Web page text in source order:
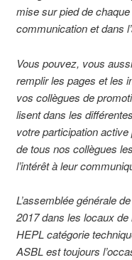
mise sur pied de
communication et dans
Vous pouvez, vous
remplir les pages et les
vos collègues de
lisent dans les
votre participation
de tous nos collègues
l’intérêt à leur
L’assemblée générale
2017 dans les locaux de
HEPL catégorie
ASBL est toujours